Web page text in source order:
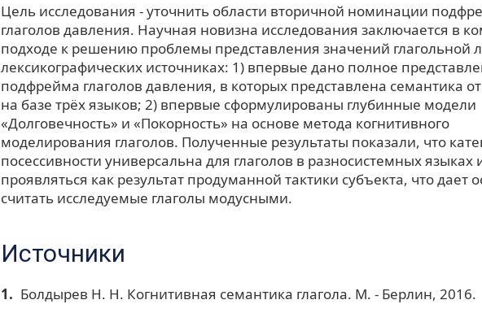
Цель исследования - уточнить области вторичной номинации
глаголов давления. Научная новизна исследования заключается в
подходе к решению проблемы представления значений глагольной
лексикографических источниках: 1) впервые дано полное
подфрейма глаголов давления, в которых представлена семантика
на базе трёх языков; 2) впервые сформулированы глубинные модели
«Долговечность» и «Покорность» на основе метода когнитивного
моделирования глаголов. Полученные результаты показали, что
посессивности универсальна для глаголов в разносистемных языках
проявляться как результат продуманной тактики субъекта, что дает
считать исследуемые глаголы модусными.
Источники
Болдырев Н. Н. Когнитивная семантика глагола. М. - Берлин, 2016.